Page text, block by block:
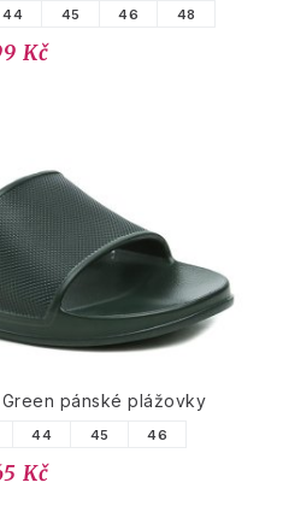
44 45 46 48
Kč
pánské plážovky
44 45 46
Kč